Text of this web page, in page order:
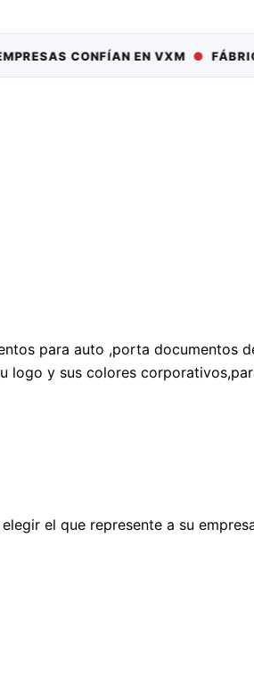
CONFÍAN EN VXM●FÁBRICA
para auto ,porta documentos
y sus colores
el que represente a su